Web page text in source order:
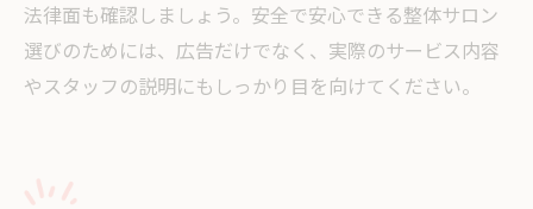
法律面も確認しましょう。安全で安心できる整体サロン
選びのためには、広告だけでなく、実際のサービス内容
やスタッフの説明にもしっかり目を向けてください。